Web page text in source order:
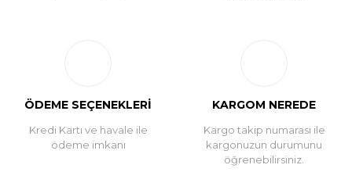
ÖDEME SEÇENEKLERİ
Kredi Kartı ve havale ile
ödeme imkanı
KARGOM NEREDE
Kargo takip numarası ile
kargonuzun durumunu
öğrenebilirsiniz.